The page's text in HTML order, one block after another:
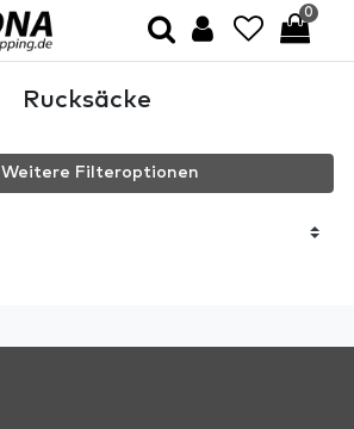
0
Rucksäcke
Weitere Filteroptionen